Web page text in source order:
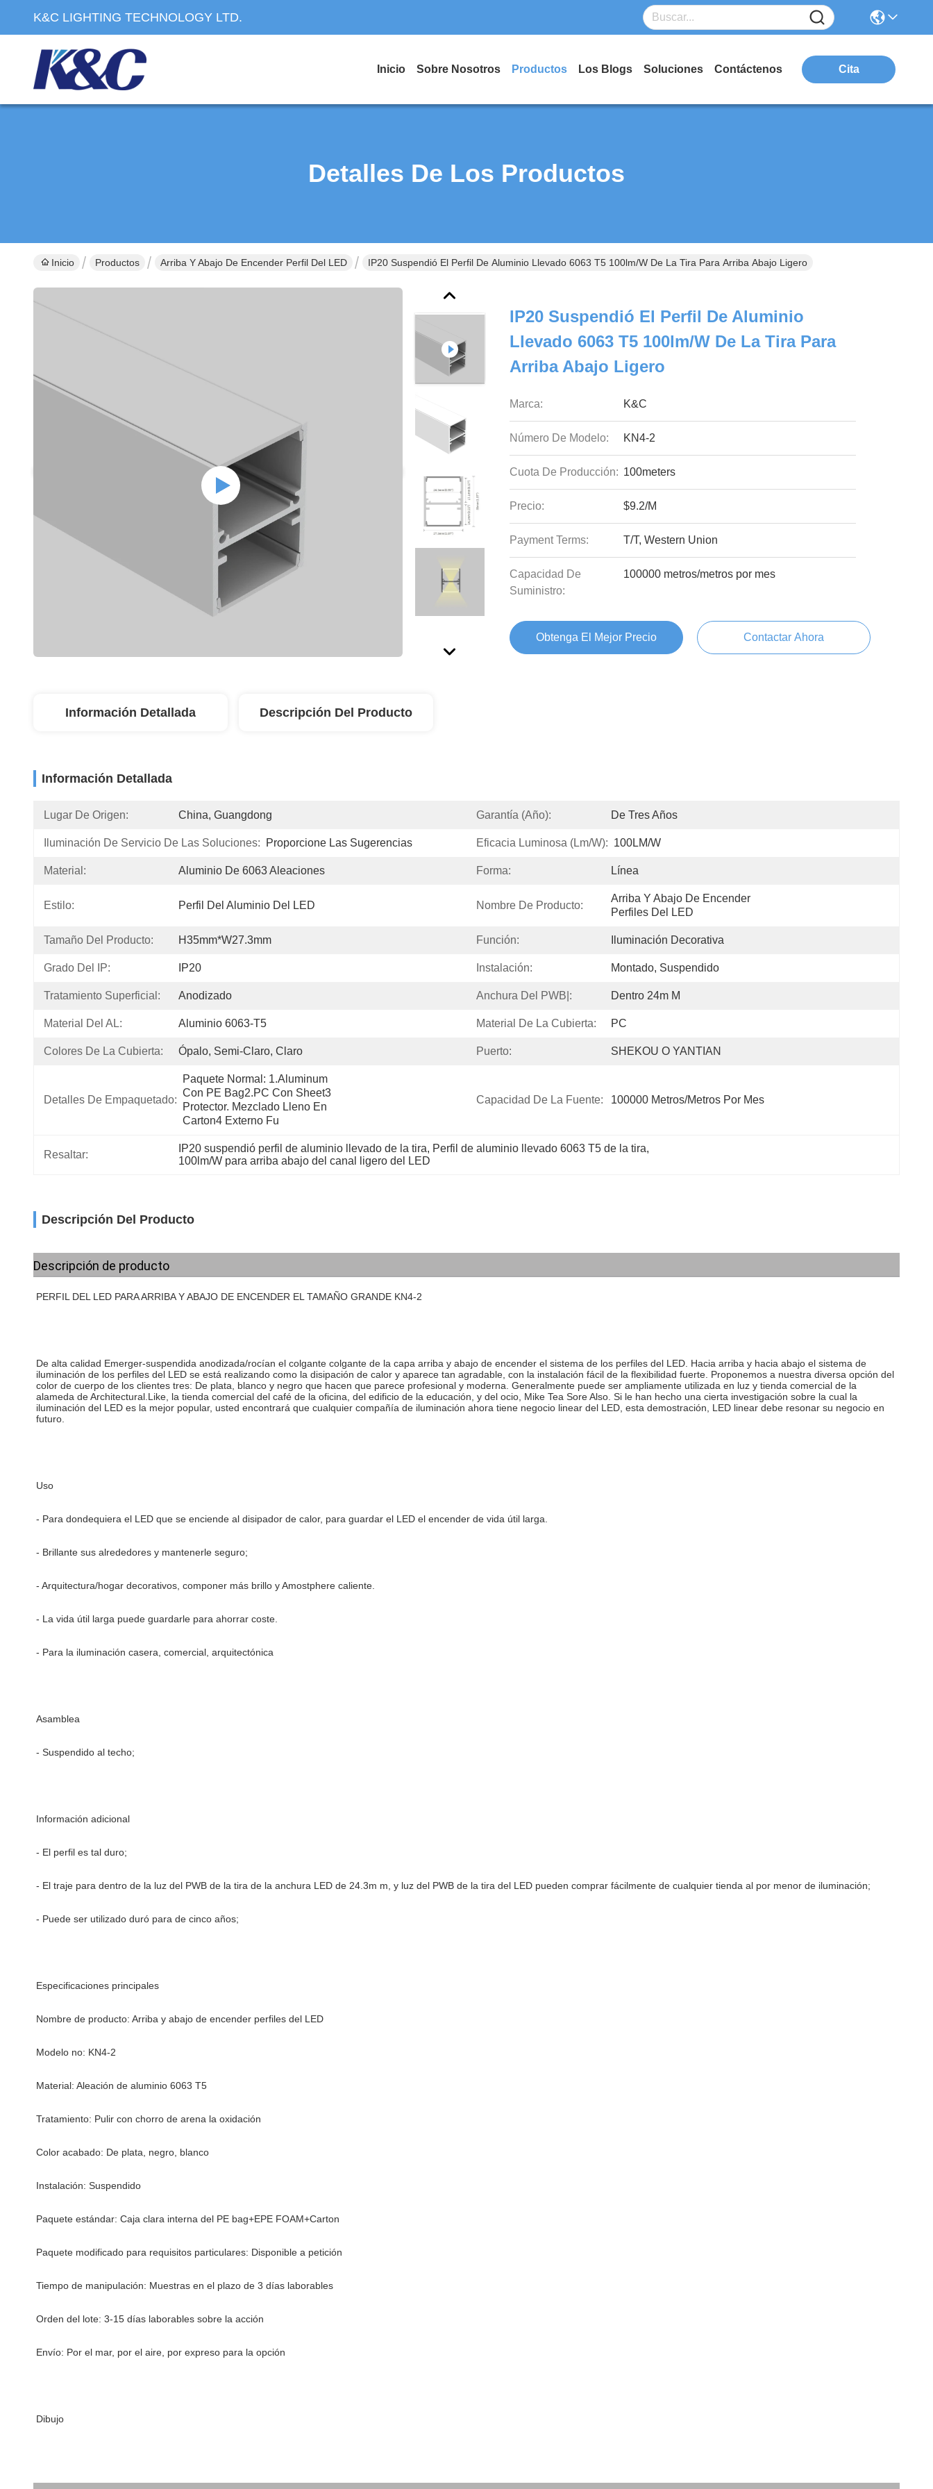
K&C LIGHTING TECHNOLOGY LTD.
Inicio Sobre Nosotros Productos Los Blogs Soluciones Contáctenos Cita
Detalles De Los Productos
Inicio Productos Arriba Y Abajo De Encender Perfil Del LED IP20 Suspendió El Perfil De Aluminio Llevado 6063 T5 100lm/W De La Tira Para Arriba Abajo Ligero
IP20 Suspendió El Perfil De Aluminio
Llevado 6063 T5 100lm/W De La Tira Para
Arriba Abajo Ligero
Marca: K&C
Número De Modelo: KN4-2
Cuota De Producción: 100meters
Precio: $9.2/M
Payment Terms: T/T, Western Union
Capacidad De
Suministro:
100000 metros/metros por mes
Obtenga El Mejor Precio Contactar Ahora
Información Detallada Descripción Del Producto
Información Detallada
Lugar De Origen: China, Guangdong Garantía (año): De Tres Años
Iluminación De Servicio De Las Soluciones: Proporcione Las Sugerencias Eficacia Luminosa (lm/w): 100LM/W
Material: Aluminio De 6063 Aleaciones Forma: Línea
Estilo: Perfil Del Aluminio Del LED Nombre De Producto:
Arriba Y Abajo De Encender
Perfiles Del LED
Tamaño Del Producto: H35mm*W27.3mm Función: Iluminación Decorativa
Grado Del IP: IP20 Instalación: Montado, Suspendido
Tratamiento Superficial: Anodizado Anchura Del PWB|: Dentro 24m M
Material Del AL: Aluminio 6063-T5 Material De La Cubierta: PC
Colores De La Cubierta: Ópalo, Semi-Claro, Claro Puerto: SHEKOU O YANTIAN
Detalles De Empaquetado:
Paquete Normal: 1.Aluminum
Con PE Bag2.PC Con Sheet3
Protector. Mezclado Lleno En
Carton4 Externo Fu
Capacidad De La Fuente: 100000 Metros/metros Por Mes
Resaltar:
IP20 suspendió perfil de aluminio llevado de la tira, Perfil de aluminio llevado 6063 T5 de la tira,
100lm/W para arriba abajo del canal ligero del LED
Descripción Del Producto
Descripción de producto
PERFIL DEL LED PARA ARRIBA Y ABAJO DE ENCENDER EL TAMAÑO GRANDE KN4-2
De alta calidad Emerger-suspendida anodizada/rocían el colgante colgante de la capa arriba y abajo de encender el sistema de los perfiles del LED. Hacia arriba y hacia abajo el sistema de
iluminación de los perfiles del LED se está realizando como la disipación de calor y aparece tan agradable, con la instalación fácil de la flexibilidad fuerte. Proponemos a nuestra diversa opción del
color de cuerpo de los clientes tres: De plata, blanco y negro que hacen que parece profesional y moderna. Generalmente puede ser ampliamente utilizada en luz y tienda comercial de la
alameda de Architectural.Like, la tienda comercial del café de la oficina, del edificio de la educación, y del ocio, Mike Tea Sore Also. Si le han hecho una cierta investigación sobre la cual la
iluminación del LED es la mejor popular, usted encontrará que cualquier compañía de iluminación ahora tiene negocio linear del LED, esta demostración, LED linear debe resonar su negocio en
futuro.
Uso
- Para dondequiera el LED que se enciende al disipador de calor, para guardar el LED el encender de vida útil larga.
- Brillante sus alrededores y mantenerle seguro;
- Arquitectura/hogar decorativos, componer más brillo y Amostphere caliente.
- La vida útil larga puede guardarle para ahorrar coste.
- Para la iluminación casera, comercial, arquitectónica
Asamblea
- Suspendido al techo;
Información adicional
- El perfil es tal duro;
- El traje para dentro de la luz del PWB de la tira de la anchura LED de 24.3m m, y luz del PWB de la tira del LED pueden comprar fácilmente de cualquier tienda al por menor de iluminación;
- Puede ser utilizado duró para de cinco años;
Especificaciones principales
Nombre de producto: Arriba y abajo de encender perfiles del LED
Modelo no: KN4-2
Material: Aleación de aluminio 6063 T5
Tratamiento: Pulir con chorro de arena la oxidación
Color acabado: De plata, negro, blanco
Instalación: Suspendido
Paquete estándar: Caja clara interna del PE bag+EPE FOAM+Carton
Paquete modificado para requisitos particulares: Disponible a petición
Tiempo de manipulación: Muestras en el plazo de 3 días laborables
Orden del lote: 3-15 días laborables sobre la acción
Envío: Por el mar, por el aire, por expreso para la opción
Dibujo